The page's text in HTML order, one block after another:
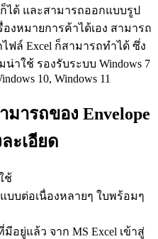
ได้ และสามารถออกแบบรูป
งหมายการค้าได้เอง สามารถ
ฟล์ Excel ก็สามารถทำได้ ซึ่ง
าใช้ รองรับระบบ Windows 7
10, Windows 11
ารถของ Envelope
ะเอียด
ช้
บต่อเนื่องหลายๆ ใบพร้อมๆ
อยู่แล้ว จาก MS Excel เข้าสู่